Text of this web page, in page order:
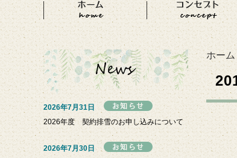
ホーム
2026年7月31日
2026年度 契約排雪のお申し込みについて
2026年7月30日